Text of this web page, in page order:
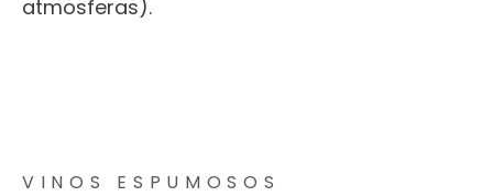
atmosferas).
VINOS ESPUMOSOS